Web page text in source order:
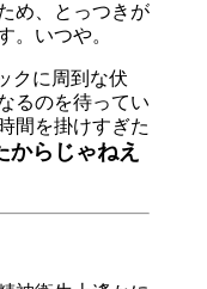
め、とっつきが
。いつや。
クに周到な伏
るのを待ってい
間を掛けすぎた
らじゃねえ